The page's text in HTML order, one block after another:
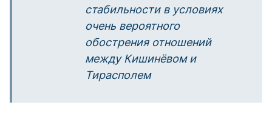
стабильности в условиях
очень вероятного
обострения отношений
между Кишинёвом и
Тирасполем